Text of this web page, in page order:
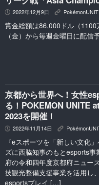
P 2022年12月9日 K
賞金総額は86,000ドル（
（金）から毎週金曜日に配信
京都から世界へ！女性
る！POKEMON UNITE
2023を開催！
P 2022年11月14日 K
『eスポーツを「新しい文化
ズに西脇知事のもとesports
府の令和四年度京都府ニュー
技観光整備支援事業を活用し
esportsプレイ […]